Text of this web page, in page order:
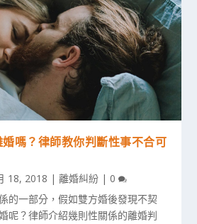
嗎？律師教你判斷性事不合可
18, 2018 |離婚糾紛 | 0
的一部分，假如雙方婚後發現不契
呢？律師介紹幾則性關係的離婚判